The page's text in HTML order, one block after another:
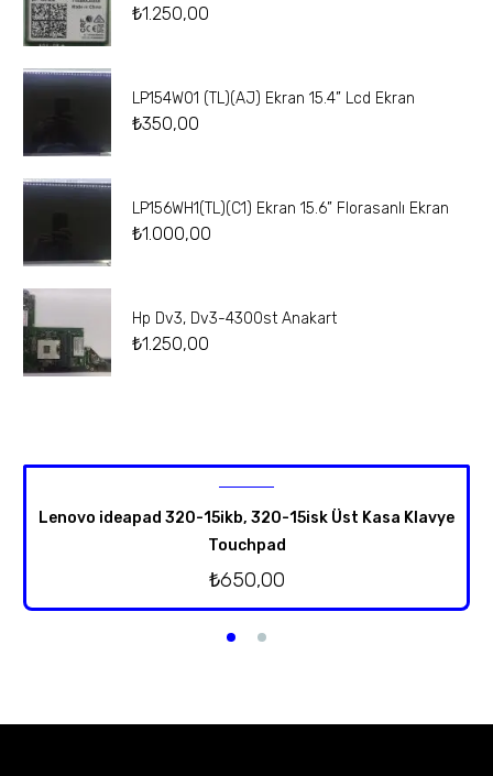
₺1.250,00
LP154W01 (TL)(AJ) Ekran 15.4” Lcd Ekran
₺350,00
LP156WH1(TL)(C1) Ekran 15.6” Florasanlı Ekran
₺1.000,00
Hp Dv3, Dv3-4300st Anakart
₺1.250,00
Lenovo ideapad 320-15ikb, 320-15isk Üst Kasa Klavye
Touchpad
₺650,00